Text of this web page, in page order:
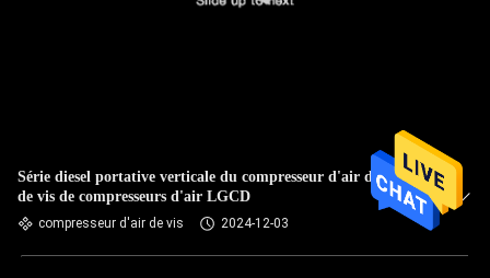
Série diesel portative verticale du compresseur d'air de style
de vis de compresseurs d'air LGCD
compresseur d'air de vis 2024-12-03